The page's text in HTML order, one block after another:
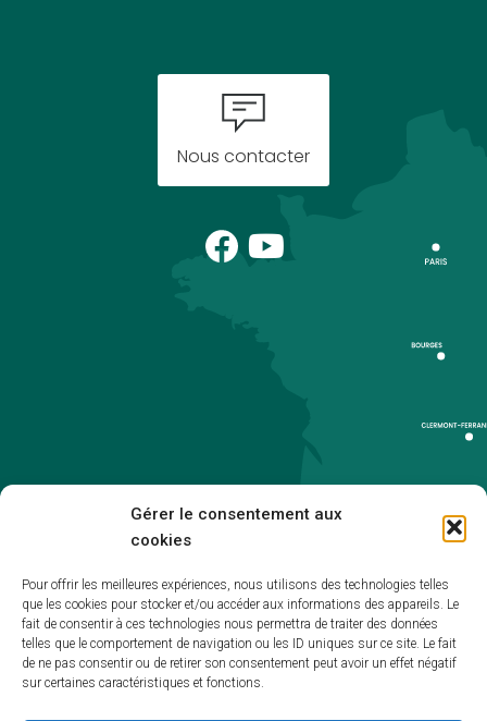
Gérer le consentement aux
cookies
Pour offrir les meilleures expériences, nous utilisons des technologies telles
que les cookies pour stocker et/ou accéder aux informations des appareils. Le
fait de consentir à ces technologies nous permettra de traiter des données
telles que le comportement de navigation ou les ID uniques sur ce site. Le fait
de ne pas consentir ou de retirer son consentement peut avoir un effet négatif
sur certaines caractéristiques et fonctions.
Nous contacter
Accessibilité